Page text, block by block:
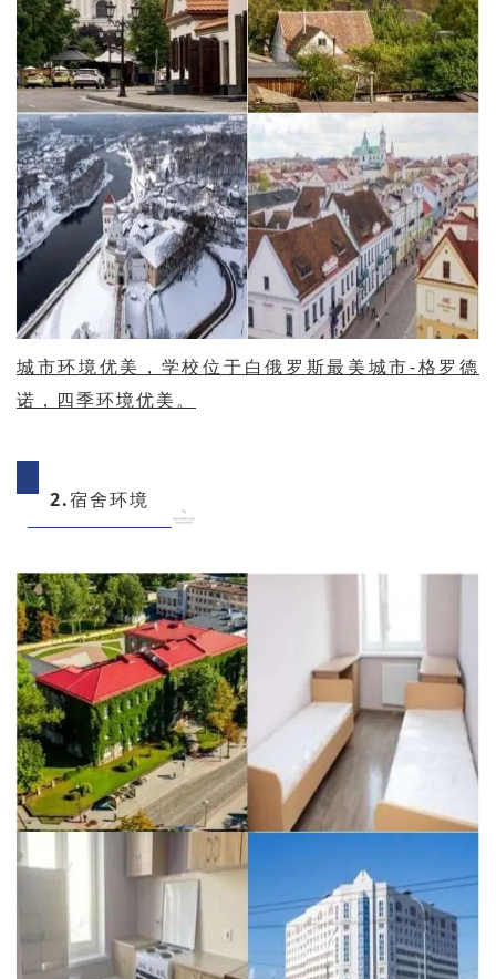
城市环境优美，学校位于白俄罗斯最美城市-格罗德
诺，四季环境优美。
2.宿舍环境